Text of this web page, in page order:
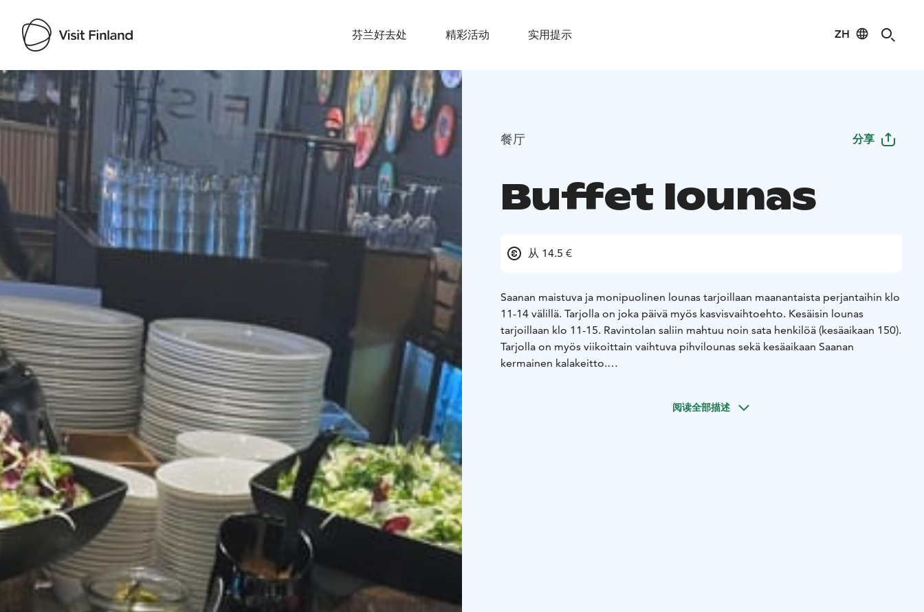
芬兰好去处 精彩活动 实用提示 ZH
Visit Finland
餐厅 分享
Buffet lounas
从 14.5 €
Saanan maistuva ja monipuolinen lounas tarjoillaan maanantaista perjantaihin klo
11-14 välillä. Tarjolla on joka päivä myös kasvisvaihtoehto. Kesäisin lounas
tarjoillaan klo 11-15. Ravintolan saliin mahtuu noin sata henkilöä (kesäaikaan 150).
Tarjolla on myös viikoittain vaihtuva pihvilounas sekä kesäaikaan Saanan
kermainen kalakeitto.
阅读全部描述